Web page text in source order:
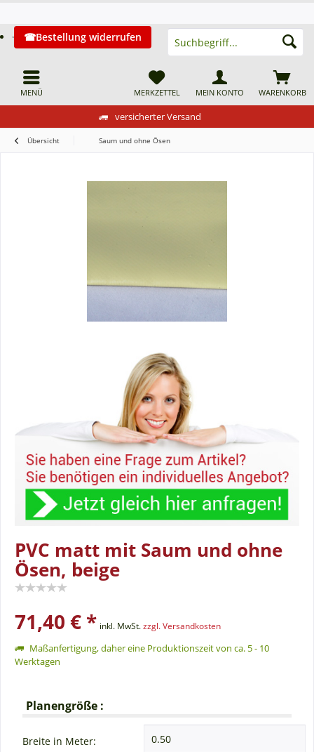
versicherter Versand
MENÜ
Bestellung widerrufen
WARENKORB
MERKZETTEL MEIN KONTO
Übersicht Saum und ohne Ösen
PVC matt mit Saum und ohne
Ösen, beige
71,40 € * inkl. MwSt.zzgl. Versandkosten
Maßanfertigung, daher eine Produktionszeit von ca. 5 - 10
Werktagen
Planengröße :
Breite in Meter: